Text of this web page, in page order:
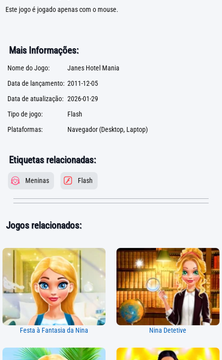
Este jogo é jogado apenas com o mouse.
Mais Informações:
Nome do Jogo:
Janes Hotel Mania
Data de lançamento: 2011-12-05
Data de atualização: 2026-01-29
Tipo de jogo:
Flash
Plataformas:
Navegador (Desktop, Laptop)
Etiquetas relacionadas:
Meninas Flash
Jogos relacionados:
Festa à Fantasia da Nina Nina Detetive